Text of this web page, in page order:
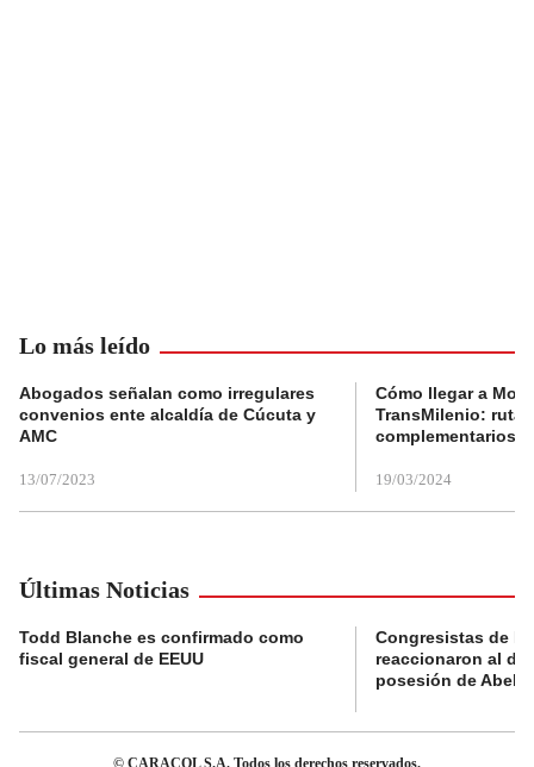
Lo más leído
Abogados señalan como irregulares
convenios ente alcaldía de Cúcuta y
AMC
13/07/2023
Cómo llegar a
TransMilenio:
complementarios
19/03/2024
Últimas Noticias
Todd Blanche es confirmado como
fiscal general de EEUU
Congresistas de
reaccionaron al
posesión de